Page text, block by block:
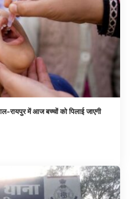
रायपुर में आज बच्चों को पिलाई जाएगी